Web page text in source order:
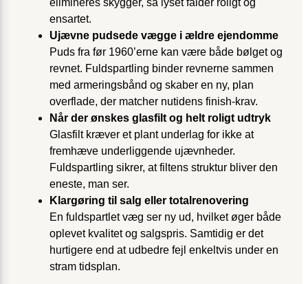
elimineres skygger, så lyset falder roligt og
ensartet.
Ujævne pudsede vægge i ældre ejendomme
Puds fra før 1960’erne kan være både bølget og
revnet. Fuldspartling binder revnerne sammen
med armeringsbånd og skaber en ny, plan
overflade, der matcher nutidens finish-krav.
Når der ønskes glasfilt og helt roligt udtryk
Glasfilt kræver et plant underlag for ikke at
fremhæve underliggende ujævnheder.
Fuldspartling sikrer, at filtens struktur bliver den
eneste, man ser.
Klargøring til salg eller totalrenovering
En fuldspartlet væg ser ny ud, hvilket øger både
oplevet kvalitet og salgspris. Samtidig er det
hurtigere end at udbedre fejl enkeltvis under en
stram tidsplan.